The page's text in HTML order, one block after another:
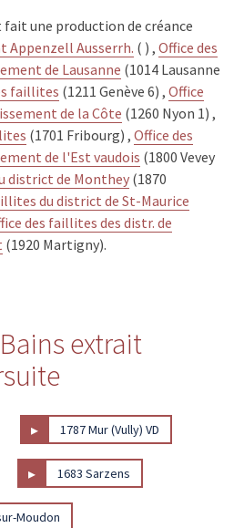
fait une production de créance
Appenzell Ausserrh. ( ) ,Office des
de Lausanne (1014 Lausanne
faillites (1211 Genève 6) ,Office
de la Côte (1260 Nyon 1) ,
(1701 Fribourg) ,Office des
de l'Est vaudois (1800 Vevey
district de Monthey (1870
du district de St-Maurice
des faillites des distr. de
(1920 Martigny).
extrait
▸ 1787 Mur (Vully) VD
▸ 1683 Sarzens
Moudon